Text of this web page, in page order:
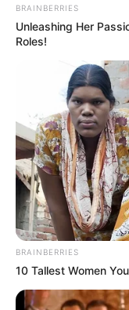
BRAINBERRIES
Unleashing Her
Roles!
BRAINBERRIES
10 Tallest Women